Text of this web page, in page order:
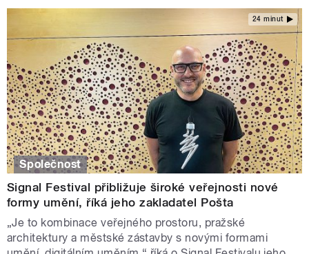
24 minut
Společnost
Signal Festival přibližuje široké veřejnosti nové
formy umění, říká jeho zakladatel Pošta
„Je to kombinace veřejného prostoru, pražské
architektury a městské zástavby s novými formami